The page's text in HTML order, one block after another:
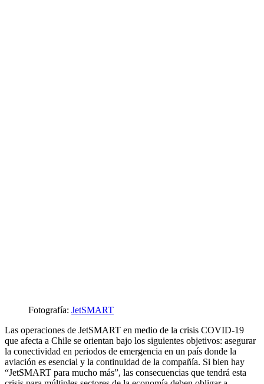
Fotografía: JetSMART
Las operaciones de JetSMART en medio de la crisis COVID-19
que afecta a Chile se orientan bajo los siguientes objetivos: asegurar
la conectividad en periodos de emergencia en un país donde la
aviación es esencial y la continuidad de la compañía. Si bien hay
“JetSMART para mucho más”, las consecuencias que tendrá esta